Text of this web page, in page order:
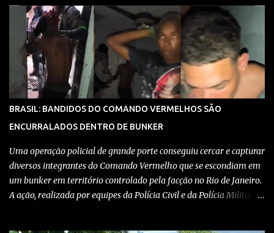
BRASIL: BANDIDOS DO COMANDO VERMELHOS SÃO
ENCURRALADOS DENTRO DE BUNKER
Uma operação policial de grande porte conseguiu cercar e capturar
diversos integrantes do Comando Vermelho que se escondiam em
um bunker em território controlado pela facção no Rio de Janeiro.
A ação, realizada por equipes da Polícia Civil e da Polícia Militar,